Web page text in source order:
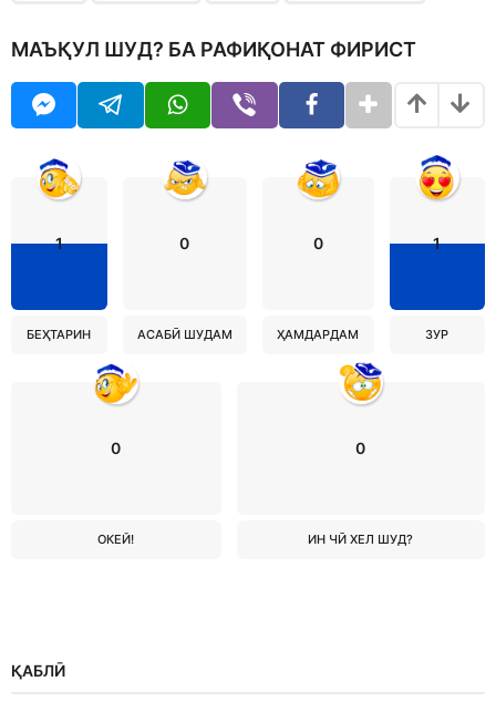
МАЪҚУЛ ШУД? БА РАФИҚОНАТ ФИРИСТ
1
БЕҲТАРИН
0
АСАБӢ ШУДАМ
0
ҲАМДАРДАМ
1
ЗУР
0
ОКЕЙ!
0
ИН ЧӢ ХЕЛ ШУД?
ҚАБЛӢ